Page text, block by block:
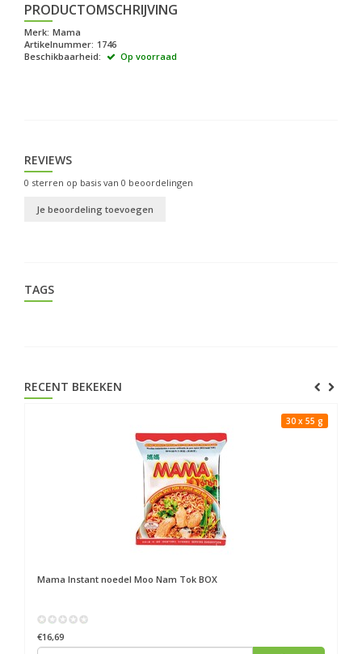
PRODUCTOMSCHRIJVING
Merk: Mama
Artikelnummer: 1746
Beschikbaarheid:
Op voorraad
REVIEWS
0 sterren op basis van 0 beoordelingen
Je beoordeling toevoegen
TAGS
RECENT BEKEKEN
30 x 55 g
Mama Instant noedel Moo Nam Tok BOX
€16,69